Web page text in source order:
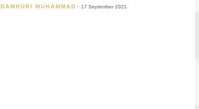
DAMHURI MUHAMMAD 17 September 2021